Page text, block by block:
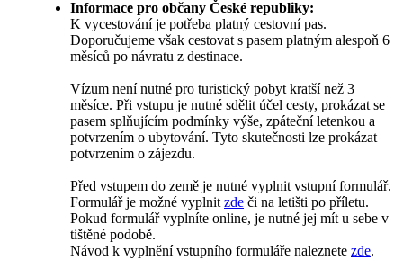
Informace pro občany České republiky:
K vycestování je potřeba platný cestovní pas.
Doporučujeme však cestovat s pasem platným alespoň 6
měsíců po návratu z destinace.
Vízum není nutné pro turistický pobyt kratší než 3
měsíce. Při vstupu je nutné sdělit účel cesty, prokázat se
pasem splňujícím podmínky výše, zpáteční letenkou a
potvrzením o ubytování. Tyto skutečnosti lze prokázat
potvrzením o zájezdu.
Před vstupem do země je nutné vyplnit vstupní formulář.
Formulář je možné vyplnit zde či na letišti po příletu.
Pokud formulář vyplníte online, je nutné jej mít u sebe v
tištěné podobě.
Návod k vyplnění vstupního formuláře naleznete zde.